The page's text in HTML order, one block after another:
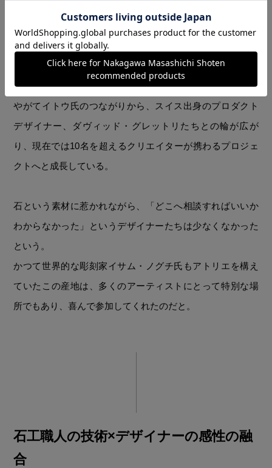
イトウ氏がデザインを手がけた「ROCK END」は、初期から残る
プロダクトのひとつ。
やがてイトウ氏のつながりから、スイス出身のプロダクト
デザイナー、ダヴィッド・グレットリたちとの輪が広が
り、現在では10名を超えるクリエイターが携わるプロジェ
クトへと成長している。
石という素材に惹かれながら、「どこへ相談すればいいか
わからなかった」というデザイナーたちは少なくなかった
という。
かつて世界的な彫刻家イサム・ノグチ氏もアトリエを構え
ていたこの産地は、多くのアーティストにとって特別な場
所でもあり、喜んで参加してくれたのだと。
石工職人の技術×デザイナーの感性の融
合